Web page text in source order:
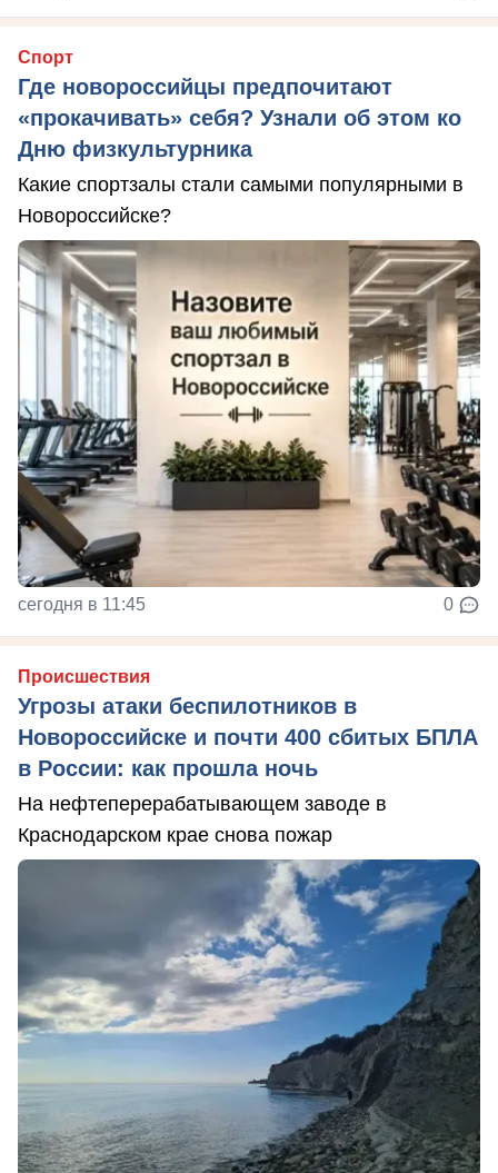
Спорт
Где новороссийцы предпочитают
«прокачивать» себя? Узнали об этом ко
Дню физкультурника
Какие спортзалы стали самыми популярными в
Новороссийске?
сегодня в 11:45 0
Происшествия
Угрозы атаки беспилотников в
Новороссийске и почти 400 сбитых БПЛА
в России: как прошла ночь
На нефтеперерабатывающем заводе в
Краснодарском крае снова пожар